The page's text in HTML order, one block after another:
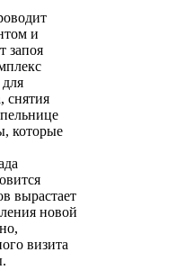
и
запоя
снятия
которые
вырастает
новой
визита